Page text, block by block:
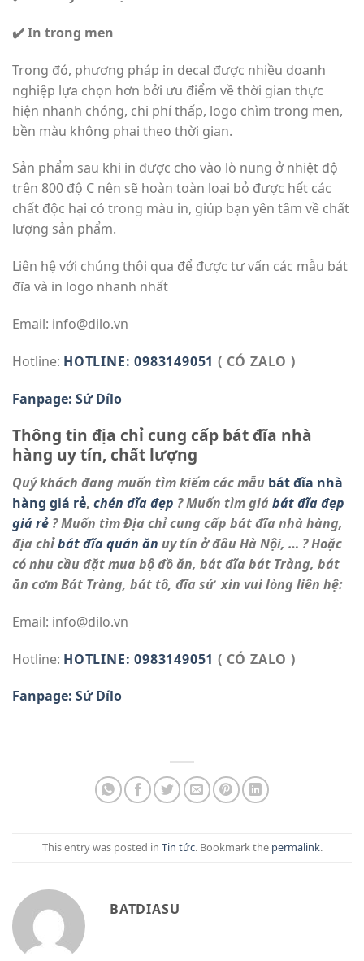
✔️ In trong men
Trong đó, phương pháp in decal được nhiều doanh
nghiệp lựa chọn hơn bởi ưu điểm về thời gian thực
hiện nhanh chóng, chi phí thấp, logo chìm trong men,
bền màu không phai theo thời gian.
Sản phẩm sau khi in được cho vào lò nung ở nhiệt độ
trên 800 độ C nên sẽ hoàn toàn loại bỏ được hết các
chất độc hại có trong màu in, giúp bạn yên tâm về chất
lượng sản phẩm.
Liên hệ với chúng thôi qua để được tư vấn các mẫu bát
đĩa và in logo nhanh nhất
Email: info@dilo.vn
Hotline: HOTLINE: 0983149051 ( CÓ ZALO )
Fanpage: Sứ Dílo
Thông tin địa chỉ cung cấp bát đĩa nhà
hàng uy tín, chất lượng
Quý khách đang muốn tìm kiếmcác mẫu bát đĩa nhà
hàng giá rẻ, chén dĩa đẹp ? Muốn tìm giá bát đĩa đẹp
giá rẻ ? Muốn tìm Địa chỉ cung cấp bát đĩa nhà hàng,
địa chỉbát đĩa quán ăn uy tín ở đâu Hà Nội, … ? Hoặc
có nhu cầu đặt mua bộ đồ ăn, bát đĩa bát Tràng, bát
ăn cơm Bát Tràng, bát tô, đĩa sứ xin vui lòng liên hệ:
Email: info@dilo.vn
Hotline: HOTLINE: 0983149051 ( CÓ ZALO )
Fanpage: Sứ Dílo
This entry was posted in Tin tức. Bookmark the permalink.
BATDIASU